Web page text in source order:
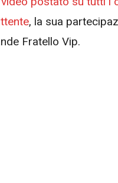
, la sua
Fratello Vip.